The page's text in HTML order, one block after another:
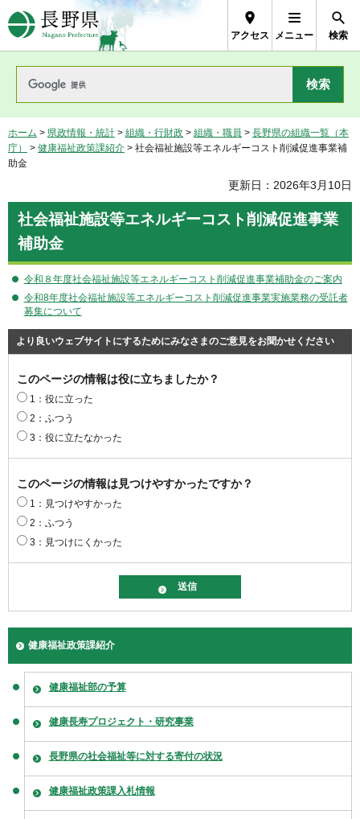
長野県Nagano Prefecture
アクセス メニュー 検索
ホーム > 県政情報・統計 > 組織・行財政 > 組織・職員 > 長野県の組織一覧（本
庁）
> 健康福祉政策課紹介 > 社会福祉施設等エネルギーコスト削減促進事業補
助金
更新日：2026年3月10日
社会福祉施設等エネルギーコスト削減促進事業
補助金
令和８年度社会福祉施設等エネルギーコスト削減促進事業補助金のご案内
令和8年度社会福祉施設等エネルギーコスト削減促進事業実施業務の受託者
募集について
より良いウェブサイトにするためにみなさまのご意見をお聞かせください
このページの情報は役に立ちましたか？
1：役に立った
2：ふつう
3：役に立たなかった
このページの情報は見つけやすかったですか？
1：見つけやすかった
2：ふつう
3：見つけにくかった
健康福祉政策課紹介
健康福祉部の予算
健康長寿プロジェクト・研究事業
長野県の社会福祉等に対する寄付の状況
健康福祉政策課入札情報